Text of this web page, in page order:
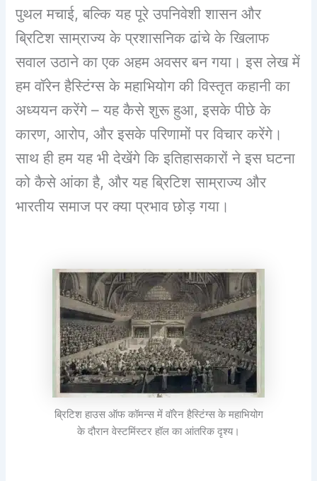
पुथल मचाई, बल्कि यह पूरे उपनिवेशी शासन और
ब्रिटिश साम्राज्य के प्रशासनिक ढांचे के खिलाफ
सवाल उठाने का एक अहम अवसर बन गया। इस लेख में
हम वॉरेन हैस्टिंग्स के महाभियोग की विस्तृत कहानी का
अध्ययन करेंगे – यह कैसे शुरू हुआ, इसके पीछे के
कारण, आरोप, और इसके परिणामों पर विचार करेंगे।
साथ ही हम यह भी देखेंगे कि इतिहासकारों ने इस घटना
को कैसे आंका है, और यह ब्रिटिश साम्राज्य और
भारतीय समाज पर क्या प्रभाव छोड़ गया।
ब्रिटिश हाउस ऑफ कॉमन्स में वॉरेन हैस्टिंग्स के महाभियोग
के दौरान वेस्टमिंस्टर हॉल का आंतरिक दृश्य।